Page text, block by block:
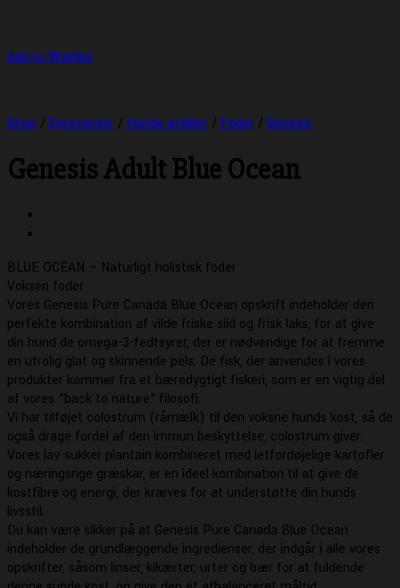
Add to Wishlist
Shop / Dyrecenter / Hunde artikler / Foder / Genesis
Genesis Adult Blue Ocean
BLUE OCEAN – Naturligt holistisk foder
Voksen foder
Vores Genesis Pure Canada Blue Ocean opskrift indeholder den
perfekte kombination af vilde friske sild og frisk laks, for at give
din hund de omega-3-fedtsyrer, der er nødvendige for at fremme
en utrolig glat og skinnende pels. De fisk, der anvendes i vores
produkter kommer fra et bæredygtigt fiskeri, som er en vigtig del
af vores “back to nature” filosofi.
Vi har tilføjet colostrum (råmælk) til den voksne hunds kost, så de
også drage fordel af den immun beskyttelse, colostrum giver.
Vores lav-sukker plantain kombineret med letfordøjelige kartofler
og næringsrige græskar, er en ideel kombination til at give de
kostfibre og energi, der kræves for at understøtte din hunds
livsstil.
Du kan være sikker på at Genesis Pure Canada Blue Ocean
indeholder de grundlæggende ingredienser, der indgår i alle vores
opskrifter, såsom linser, kikærter, urter og bær for at fuldende